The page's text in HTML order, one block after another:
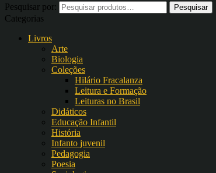
Pesquisar por:
Categorias
Livros
Arte
Biologia
Coleções
Hilário Fracalanza
Leitura e Formação
Leituras no Brasil
Didáticos
Educação Infantil
História
Infanto juvenil
Pedagogia
Poesia